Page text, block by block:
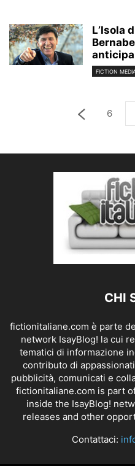
LʼIsola
FICTION
6
CHI
fictionitaliane.com è parte
network IsayBlog! la cui
tematici di informazione
contributo di
pubblicità, comunicati e
fictionitaliane.com is part
inside the IsayBlog!
releases and other
Contattaci: